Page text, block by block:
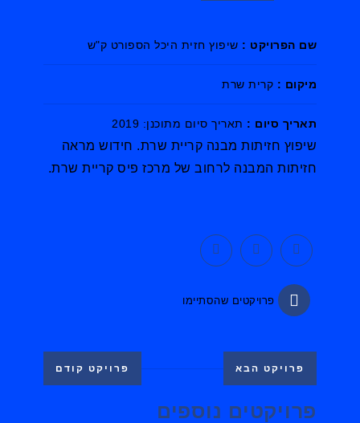
שם הפרויקט : שיפוץ חזית היכל הספורט ק"ש
מיקום : קרית שרת
תאריך סיום : תאריך סיום מתוכנן: 2019
שיפוץ חזיתות מבנה קריית שרת. חידוש מראה
חזיתות המבנה לרחוב של מרכז פיס קריית שרת.
פרויקטים שהסתיימו
פרויקט קודם פרויקט הבא
פרויקטים נוספים